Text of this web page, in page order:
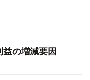
の増減要因